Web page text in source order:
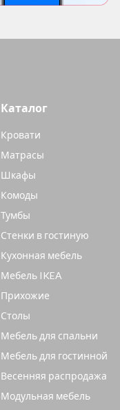
Каталог
Кровати
Матрасы
Шкафы
Комоды
Тумбы
Стенки в гостиную
Кухонная мебель
Мебель IKEA
Прихожие
Столы
Мебель для спальни
Мебель для гостинной
Весенняя распродажа
Модульная мебель